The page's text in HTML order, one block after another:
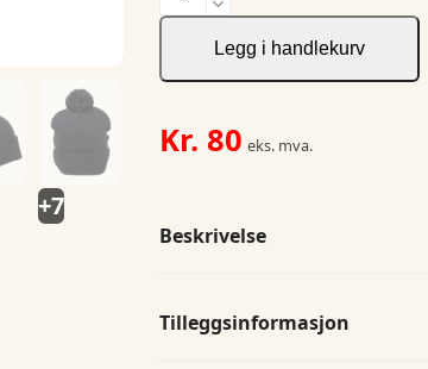
+7
Patch
Legg i handlekurv
Kr. 80 eks. mva.
Beskrivelse
Tilleggsinformasjon